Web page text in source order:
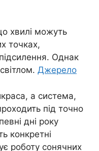
хвилі можуть
точках,
Однак
Джерело
а система,
під точно
дні року
конкретні
роботу сонячних